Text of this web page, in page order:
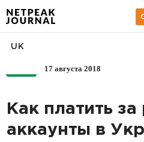
17 августа 2018
UK
Как платить
аккаунты в